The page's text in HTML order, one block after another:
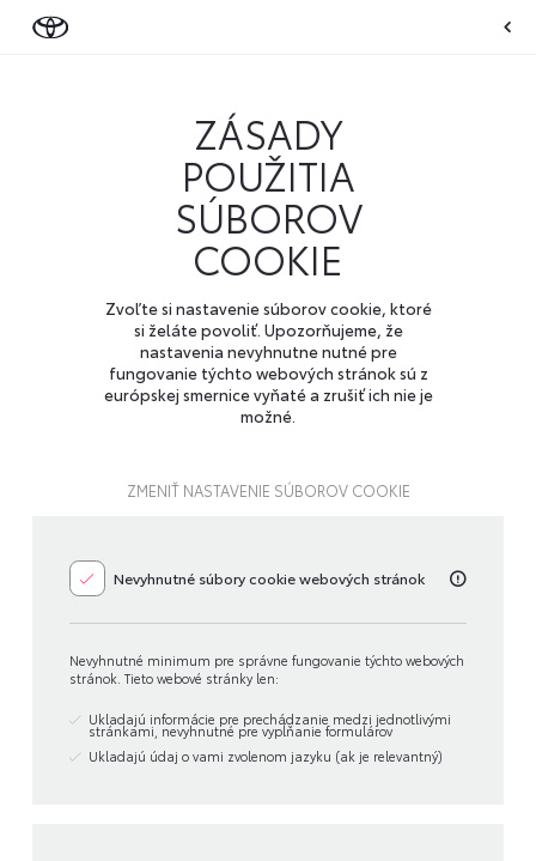
ZÁSADY
POUŽITIA
SÚBOROV
COOKIE
Zvoľte si nastavenie súborov cookie, ktoré
si želáte povoliť. Upozorňujeme, že
nastavenia nevyhnutne nutné pre
fungovanie týchto webových stránok sú z
európskej smernice vyňaté a zrušiť ich nie je
možné.
ZMENIŤ NASTAVENIE SÚBOROV COOKIE
Nevyhnutné súbory cookie webových stránok
Nevyhnutné minimum pre správne fungovanie týchto webových
stránok. Tieto webové stránky len:
Ukladajú informácie pre prechádzanie medzi jednotlivými
stránkami, nevyhnutné pre vypĺňanie formulárov
Ukladajú údaj o vami zvolenom jazyku (ak je relevantný)